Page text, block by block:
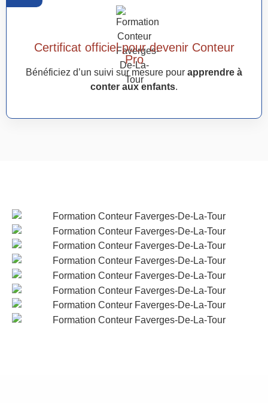
Certificat officiel pour devenir Conteur
Pro
Bénéficiez d’un suivi sur mesure pour apprendre à
conter aux enfants.